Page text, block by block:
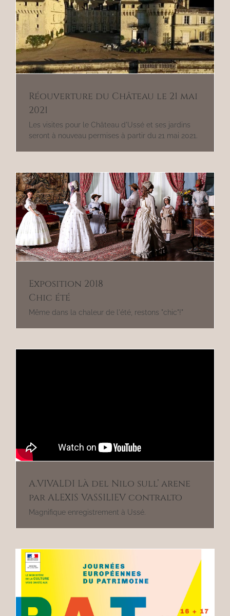
Réouverture du Château le 21 mai
2021
Les visites pour le Château d'Ussé et ses jardins
seront à nouveau permises à partir du 21 mai 2021.
Exposition 2018
Chic été
Même dans la chaleur de l'été, restons "chic"!"
A.VIVALDI Là del Nilo sull’ arene
par ALEXIS VASSILIEV contralto
Magnifique enregistrement à Ussé.